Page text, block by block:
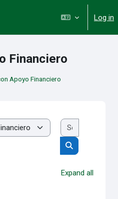
Log in
Financiero
Apoyo Financiero
Search
Expand all